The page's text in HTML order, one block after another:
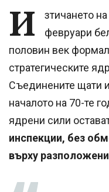
И
зтичането
февруари
половин век
стратегическите
Съединените щати
началото на 70-те
ядрени сили
инспекции, без
върху